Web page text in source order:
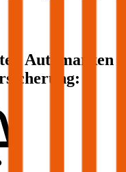
Automarken -